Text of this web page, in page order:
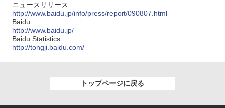
ニュースリリース
http://www.baidu.jp/info/press/report/090807.html
Baidu
http://www.baidu.jp/
Baidu Statistics
http://tongji.baidu.com/
トップページに戻る